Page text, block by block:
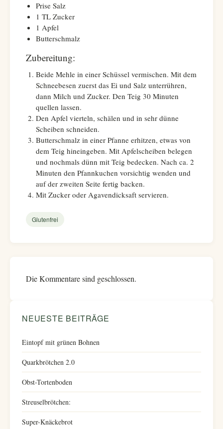
Prise Salz
1 TL Zucker
1 Apfel
Butterschmalz
Zubereitung:
Beide Mehle in einer Schüssel vermischen. Mit dem
Schneebesen zuerst das Ei und Salz unterrühren,
dann Milch und Zucker. Den Teig 30 Minuten
quellen lassen.
Den Apfel vierteln, schälen und in sehr dünne
Scheiben schneiden.
Butterschmalz in einer Pfanne erhitzen, etwas von
dem Teig hineingeben. Mit Apfelscheiben belegen
und nochmals dünn mit Teig bedecken. Nach ca. 2
Minuten den Pfannkuchen vorsichtig wenden und
auf der zweiten Seite fertig backen.
Mit Zucker oder Agavendicksaft servieren.
Glutenfrei
Die Kommentare sind geschlossen.
NEUESTE BEITRÄGE
Eintopf mit grünen Bohnen
Quarkbrötchen 2.0
Obst-Tortenboden
Streuselbrötchen:
Super-Knäckebrot